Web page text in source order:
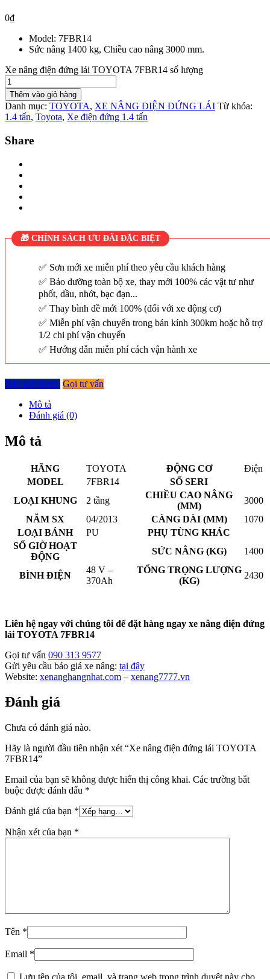
0₫
Model: 7FBR14
Sức nâng 1400 kg, Chiều cao nâng 3000 mm.
Xe nâng điện đứng lái TOYOTA 7FBR14 số lượng
Thêm vào giỏ hàng
Danh mục: TOYOTA, XE NÂNG ĐIỆN ĐỨNG LÁI Từ khóa:
1.4 tấn, Toyota, Xe điện đứng 1.4 tấn
Share
🎁 CHÍNH SÁCH ƯU ĐÃI ĐẶC BIỆT
Sơn mới xe miễn phí theo yêu cầu khách hàng
Bảo dưỡng toàn bộ xe, thay mới 100% các vật tư như
phốt, dầu, nhớt, bạc đạn...
Thay bình đề mới 100% (đối với xe động cơ)
Miễn phí vận chuyển trong bán kính 300km hoặc hỗ trợ
1/2 chi phí vận chuyển
Hướng dẫn miễn phí cách vận hành xe
Báo giá nhanh Gọi tư vấn
Mô tả
Đánh giá (0)
Mô tả
HÃNG TOYOTA ĐỘNG CƠ
Điện
MODEL
7FBR14
SỐ SERI
LOẠI KHUNG
2 tầng
CHIỀU CAO NÂNG
(MM)
3000
NĂM SX
04/2013 CÀNG DÀI (MM)
1070
LOẠI BÁNH
PU
PHỤ TÙNG KHÁC
SỐ GIỜ HOẠT
ĐỘNG
SỨC NÂNG (KG) 1400
BÌNH ĐIỆN
48 V –
370Ah
TỔNG TRỌNG LƯỢNG
(KG)
2430
Liên hệ ngay với chúng tôi để đặt hàng ngay xe nâng điện đứng
lái TOYOTA 7FBR14
Gọi tư vấn 090 313 9577
Gửi yêu cầu báo giá xe nâng: tại đây
Website: xenanghangnhat.com – xenang7777.vn
Đánh giá
Chưa có đánh giá nào.
Hãy là người đầu tiên nhận xét “Xe nâng điện đứng lái TOYOTA
7FBR14”
Email của bạn sẽ không được hiển thị công khai. Các trường bắt
buộc được đánh dấu *
Đánh giá của bạn *
Nhận xét của bạn *
Tên *
Email *